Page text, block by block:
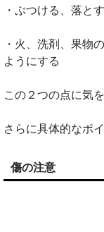
・ぶつける、落と
・火、洗剤、果物
ようにする
この２つの点に気
さらに具体的なポ
傷の注意